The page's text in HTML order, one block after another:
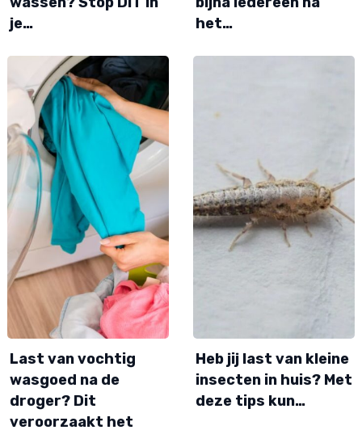
je…
het…
Last van vochtig
wasgoed na de
droger? Dit
veroorzaakt het
Heb jij last van kleine
insecten in huis? Met
deze tips kun…